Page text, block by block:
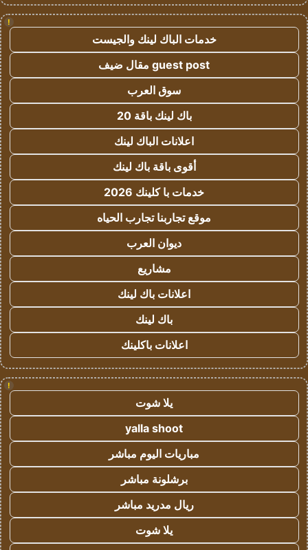
!
خدمات الباك لينك والجيست
guest post مقال ضيف
سوق العرب
باك لينك باقة 20
اعلانات الباك لينك
أقوى باقة باك لينك
خدمات با كلينك 2026
موقع تجاربنا تجارب الحياه
ديوان العرب
مشاريع
اعلانات باك لينك
باك لينك
اعلانات باكلينك
!
يلا شوت
yalla shoot
مباريات اليوم مباشر
برشلونة مباشر
ريال مدريد مباشر
يلا شوت